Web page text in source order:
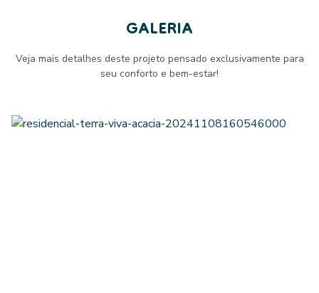
GALERIA
Veja mais detalhes deste projeto pensado exclusivamente para
seu conforto e bem-estar!